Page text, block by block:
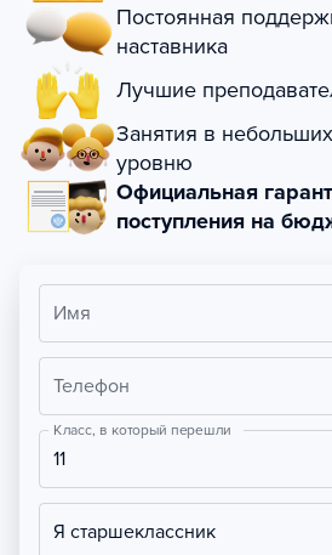
Постоянная
наставника
Лучшие
Занятия в
уровню
Официальная
поступления на
Имя
Телефон
Класс, в который перешли
11
Я старшеклассник